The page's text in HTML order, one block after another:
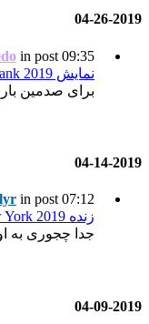
specialist134quoted
specialist134 quoted